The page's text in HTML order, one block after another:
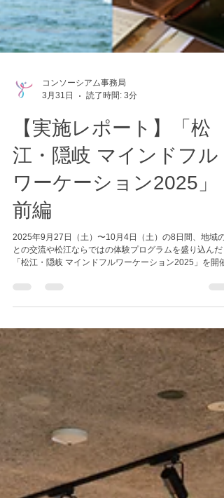
コンソーシアム事務局
3月31日
読了時間: 3分
【実施レポート】「松
江・隠岐 マインドフル
ワーケーション2025」
前編
との交流や松江ならではの体験プログラムを盛り込んだ
「松江・隠岐 マインドフルワーケーション2025」を開
ました。 テーマは 『つながる ～ 自然と 自分と この場所
～』都市部の慌ただしい日常から少し離れ、島根の自然
地域の営みに触れながら働くことは、単なる“場所の変化
はなく、自分自身を見つめ直す時間にもなります。 この
画では地域のコワーキングスペースや湖畔空間を活用し
て、 地域について学び理解を深める機会や、マインドフ
な体験ができるプログラムを設け、 参加者一人ひとりが
分自身や地域との“つながり”を感じられる機会を創出す
とを目指しました。 期間中の松江エリアでの様子を、2回
にわたってレポートします。 松江の環境や文化の中で自
と”つながる”マインドフル体験 マインドフルネスとは「
体験していることにただ注意を向ける心の在り方」のこ